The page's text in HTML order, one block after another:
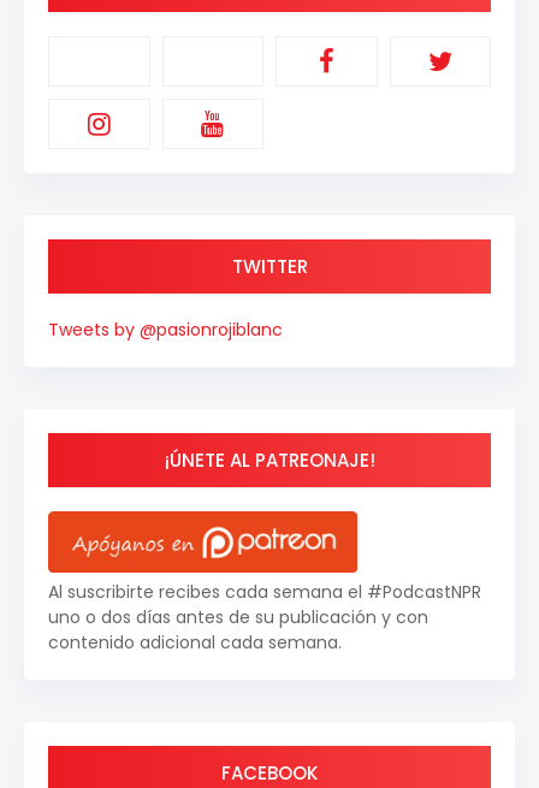
TWITTER
Tweets by @pasionrojiblanc
¡ÚNETE AL PATREONAJE!
Al suscribirte recibes cada semana el #PodcastNPR
uno o dos días antes de su publicación y con
contenido adicional cada semana.
FACEBOOK